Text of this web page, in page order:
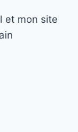
et mon site